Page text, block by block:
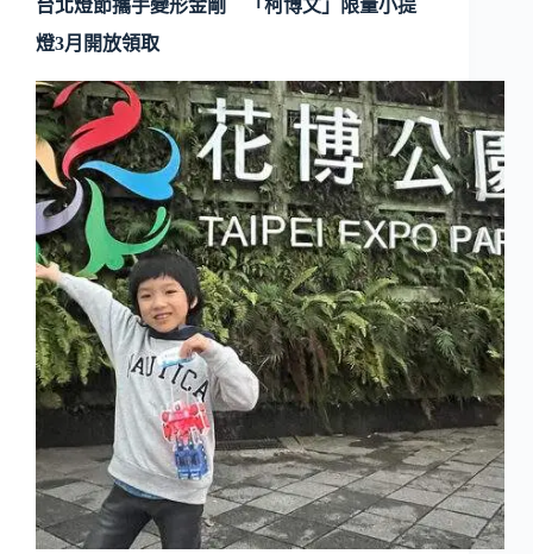
台北燈節攜手變形金剛 「柯博文」限量小提
燈3月開放領取